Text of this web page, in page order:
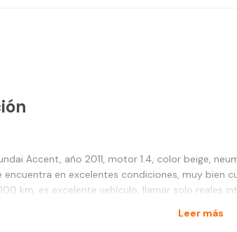
Accent, año 2011, motor 1.4, color beige,
encuentra en excelentes condiciones, muy bien
km, es excelente vehículo, llamar solo reales
Leer más